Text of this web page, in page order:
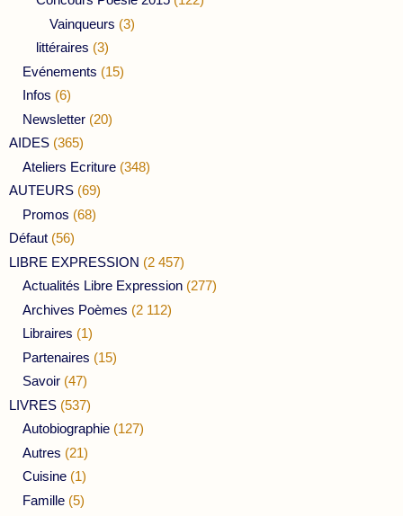
Vainqueurs (3)
littéraires (3)
Evénements (15)
Infos (6)
Newsletter (20)
AIDES (365)
Ateliers Ecriture (348)
AUTEURS (69)
Promos (68)
Défaut (56)
LIBRE EXPRESSION (2 457)
Actualités Libre Expression (277)
Archives Poèmes (2 112)
Libraires (1)
Partenaires (15)
Savoir (47)
LIVRES (537)
Autobiographie (127)
Autres (21)
Cuisine (1)
Famille (5)